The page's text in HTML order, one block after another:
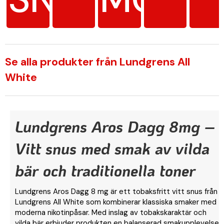
Se alla produkter från Lundgrens All
White
Lundgrens Aros Dagg 8mg –
Vitt snus med smak av vilda
bär och traditionella toner
Lundgrens Aros Dagg 8 mg är ett tobaksfritt vitt snus från
Lundgrens All White som kombinerar klassiska smaker med
moderna nikotinpåsar. Med inslag av tobakskaraktär och